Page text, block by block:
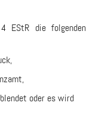
EStR die folgenden
oder es wird